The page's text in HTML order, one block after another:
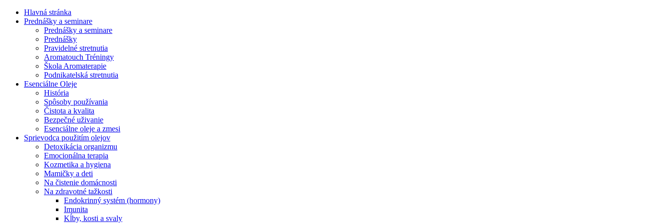
Hlavná stránka
Prednášky a seminare
Prednášky a seminare
Prednášky
Pravidelné stretnutia
Aromatouch Tréningy
Škola Aromaterapie
Podnikatelská stretnutia
Esenciálne Oleje
História
Spôsoby používania
Čistota a kvalita
Bezpečné uživanie
Esenciálne oleje a zmesi
Sprievodca použitím olejov
Detoxikácia organizmu
Emocionálna terapia
Kozmetika a hygiena
Mamičky a deti
Na čistenie domácnosti
Na zdravotné tažkosti
Endokrinný systém (hormony)
Imunita
Kĺby, kosti a svaly